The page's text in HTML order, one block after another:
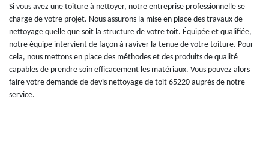
Si vous avez une toiture à nettoyer, notre entreprise professionnelle se
charge de votre projet. Nous assurons la mise en place des travaux de
nettoyage quelle que soit la structure de votre toit. Équipée et qualifiée,
notre équipe intervient de façon à raviver la tenue de votre toiture. Pour
cela, nous mettons en place des méthodes et des produits de qualité
capables de prendre soin efficacement les matériaux. Vous pouvez alors
faire votre demande de devis nettoyage de toit 65220 auprès de notre
service.